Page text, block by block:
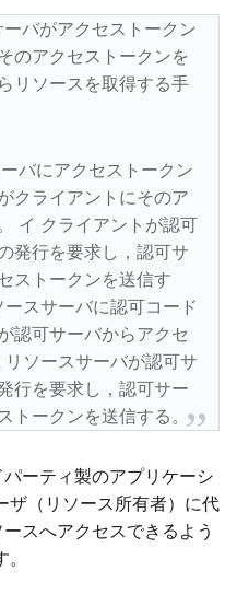
バがアクセストークン
のアクセストークンを
リソースを取得する手
バにアクセストークン
クライアントにそのア
イ クライアントが認可
発行を要求し，認可サ
ストークンを送信す
スサーバに認可コード
認可サーバからアクセ
ソースサーバが認可サ
行を要求し，認可サー
トークンを送信する。
パーティ製のアプリケーシ
ザ（リソース所有者）に代
スへアクセスできるよう